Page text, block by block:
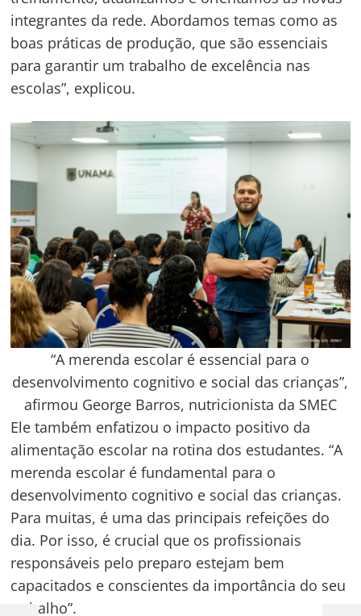
integrantes da rede. Abordamos temas como as
boas práticas de produção, que são essenciais
para garantir um trabalho de excelência nas
escolas”, explicou.
“A merenda escolar é essencial para o
desenvolvimento cognitivo e social das crianças”,
afirmou George Barros, nutricionista da SMEC
Ele também enfatizou o impacto positivo da
alimentação escolar na rotina dos estudantes. “A
merenda escolar é fundamental para o
desenvolvimento cognitivo e social das crianças.
Para muitas, é uma das principais refeições do
dia. Por isso, é crucial que os profissionais
responsáveis pelo preparo estejam bem
capacitados e conscientes da importância do seu
trabalho”.